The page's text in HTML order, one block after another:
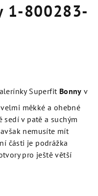
1-800283-
Superfit Bonny v
měkké a ohebné
v patě a suchým
nemusíte mít
části je podrážka
pro ještě větší